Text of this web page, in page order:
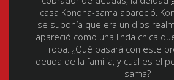
casa Konoha-sama apareció.
se suponía que era un dios
apareció como una linda chica
ropa. ¿Qué pasará con este
deuda de la familia, y cual es el
sama?